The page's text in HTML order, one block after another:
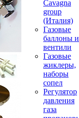
Cavagna
group
(Италия)
Газовые
баллоны и
вентили
Газовые
жиклеры,
наборы
сопел
Регулятор
давления
газа